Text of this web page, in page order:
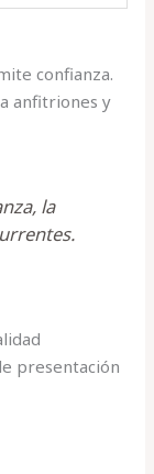
confianza.
anfitriones y
la
presentación